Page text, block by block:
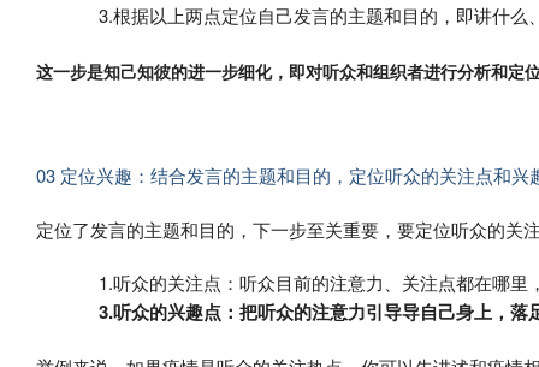
3.根据以上两点定位自己发言的主题和目的，即讲什么
这一步是知己知彼的进一步细化，即对听众和组织者进行分析和定
03 定位兴趣：结合发言的主题和目的，定位听众的关注点和兴
定位了发言的主题和目的，下一步至关重要，要定位听众的关
1.听众的关注点：听众目前的注意力、关注点都在哪
3.听众的兴趣点：把听众的注意力引导导自己身上，